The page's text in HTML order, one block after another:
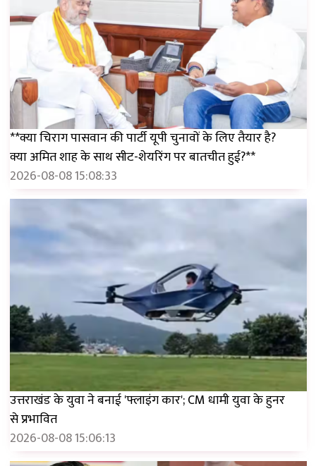
**क्या चिराग पासवान की पार्टी यूपी चुनावों के लिए तैयार है?
क्या अमित शाह के साथ सीट-शेयरिंग पर बातचीत हुई?**
2026-08-08 15:08:33
उत्तराखंड के युवा ने बनाई 'फ्लाइंग कार'; CM धामी युवा के हुनर ​​
से प्रभावित
2026-08-08 15:06:13